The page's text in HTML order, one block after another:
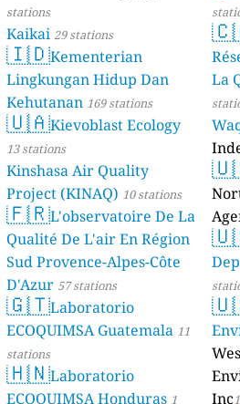
stations
Kaikai 29 stations
🇮🇩Kementerian
Lingkungan Hidup Dan
Kehutanan 169 stations
🇺🇦Kievoblast Ecology
13 stations
Kinshasa Air Quality
Project (KINAQ) 10 stations
🇫🇷L'observatoire De La
Qualité De L'air En Région
Sud Provence-Alpes-Côte
D'Azur 57 stations
🇬🇹Laboratorio
ECOQUIMSA Guatemala 11
stations
🇭🇳Laboratorio
ECOQUIMSA Honduras 1
La
Inc